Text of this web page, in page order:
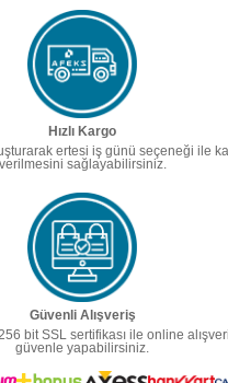
Hızlı Kargo
ertesi iş günü seçeneği ile
verilmesini sağlayabilirsiniz.
Güvenli Alışveriş
bit SSL sertifikası ile online
güvenle yapabilirsiniz.